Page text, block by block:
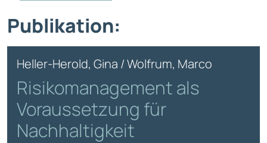
Publikation:
Heller-Herold, Gina / Wolfrum, Marco
Risikomanagement als
Voraussetzung für
Nachhaltigkeit